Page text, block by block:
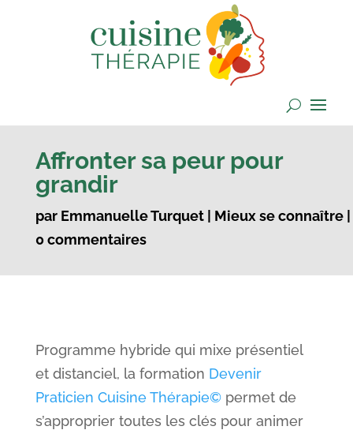
Affronter sa peur pour
grandir
par Emmanuelle Turquet| Mieux se connaître|
0 commentaires
Programme hybride qui mixe présentiel
et distanciel, la formation Devenir
Praticien Cuisine Thérapie©permet de
s’approprier toutes les clés pour animer